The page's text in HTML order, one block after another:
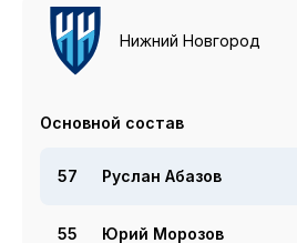
Нижний Новгород
Основной состав
57 Руслан Абазов
55 Юрий Морозов